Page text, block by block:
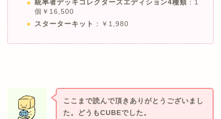
統率者デッキコレクターズエディション4種類 ：1
個￥16,500
スターターキット
：￥1,980
ここまで読んで頂きありがとうございまし
た。どうもCUBEでした。